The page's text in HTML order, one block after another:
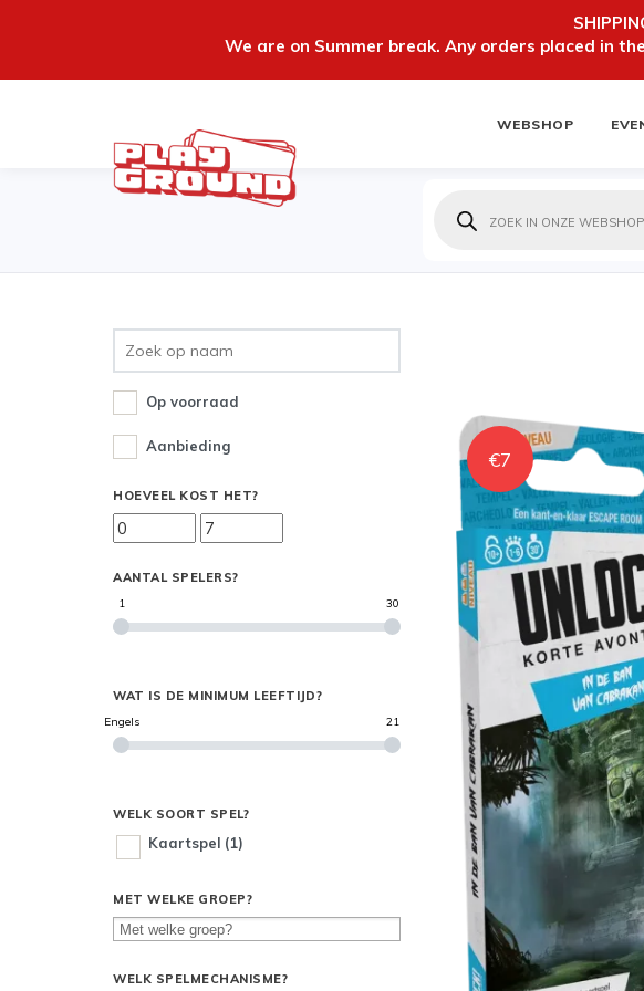
We are on Summer break. Any orders placed in
WEBSHOP
zoeken
Op voorraad
Aanbieding
HOEVEEL KOST HET?
AANTAL SPELERS?
1 30
WAT IS DE MINIMUM LEEFTIJD?
Engels 21
WELK SOORT SPEL?
Kaartspel (1)
MET WELKE GROEP?
WELK SPELMECHANISME?
€7